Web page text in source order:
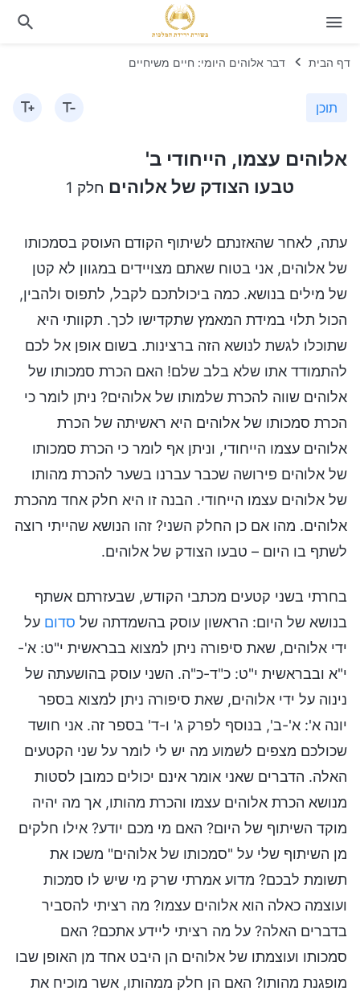
דף הבית דבר אלוהים היומי: חיים משיחיים
תוכן
אלוהים עצמו, הייחודי ב'
טבעו הצודק של אלוהים חלק 1
עתה, לאחר שהאזנתם לשיתוף הקודם העוסק בסמכותו
של אלוהים, אני בטוח שאתם מצויידים במגוון לא קטן
של מילים בנושא. כמה ביכולתכם לקבל, לתפוס ולהבין,
הכול תלוי במידת המאמץ שתקדישו לכך. תקוותי היא
שתוכלו לגשת לנושא הזה ברצינות. בשום אופן אל לכם
להתמודד אתו שלא בלב שלם! האם הכרת סמכותו של
אלוהים שווה להכרת שלמותו של אלוהים? ניתן לומר כי
הכרת סמכותו של אלוהים היא ראשיתה של הכרת
אלוהים עצמו הייחודי, וניתן אף לומר כי הכרת סמכותו
של אלוהים פירושה שכבר עברנו בשער להכרת מהותו
של אלוהים עצמו הייחודי. הבנה זו היא חלק אחד מהכרת
אלוהים. מהו אם כן החלק השני? זהו הנושא שהייתי רוצה
לשתף בו היום – טבעו הצודק של אלוהים.
בחרתי בשני קטעים מכתבי הקודש, שבעזרתם אשתף
בנושא של היום: הראשון עוסק בהשמדתה של סדום על
ידי אלוהים, שאת סיפורה ניתן למצוא בבראשית י"ט: א'-
י"א ובבראשית י"ט: כ"ד-כ"ה. השני עוסק בהושעתה של
נינוה על ידי אלוהים, שאת סיפורה ניתן למצוא בספר
יונה א': א'-ב', בנוסף לפרק ג' ו-ד' בספר זה. אני חושד
שכולכם מצפים לשמוע מה יש לי לומר על שני הקטעים
האלה. הדברים שאני אומר אינם יכולים כמובן לסטות
מנושא הכרת אלוהים עצמו והכרת מהותו, אך מה יהיה
מוקד השיתוף של היום? האם מי מכם יודע? אילו חלקים
מן השיתוף שלי על "סמכותו של אלוהים" משכו את
תשומת לבכם? מדוע אמרתי שרק מי שיש לו סמכות
ועוצמה כאלה הוא אלוהים עצמו? מה רציתי להסביר
בדברים האלה? על מה רציתי ליידע אתכם? האם
סמכותו ועוצמתו של אלוהים הן היבט אחד מן האופן שבו
מופגנת מהותו? האם הן חלק ממהותו, אשר מוכיח את